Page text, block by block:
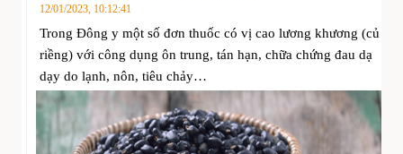
12/01/2023, 10:12:41
Trong Đông y một số đơn thuốc có vị cao lương khương (củ
riềng) với công dụng ôn trung, tán hạn, chữa chứng đau dạ
dạy do lạnh, nôn, tiêu chảy…